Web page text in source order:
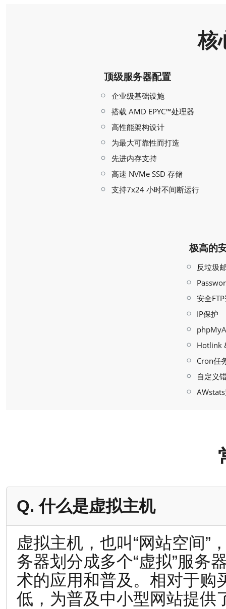
核
顶级服务器配置
企业级基础设施
搭载 AMD EPYC™处理器
高性能架构设计
为最大可靠性而打造
先进内存支持
高速 NVMe SSD 存储
支持7x24 小时不间断运行
极高的
反垃圾
安全
IP保护
Hotlink
Cron任
自定义
Q. 什么是虚拟主机
虚拟主机，也叫“网站空间”
务器划分成多个“虚拟”服务
术的应用和普及。相对于购
低，为普及中小型网站提供